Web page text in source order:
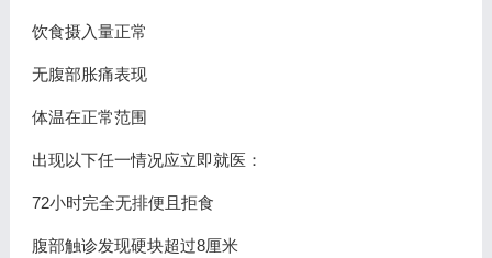
饮食摄入量正常
无腹部胀痛表现
体温在正常范围
出现以下任一情况应立即就医：
72小时完全无排便且拒食
腹部触诊发现硬块超过8厘米